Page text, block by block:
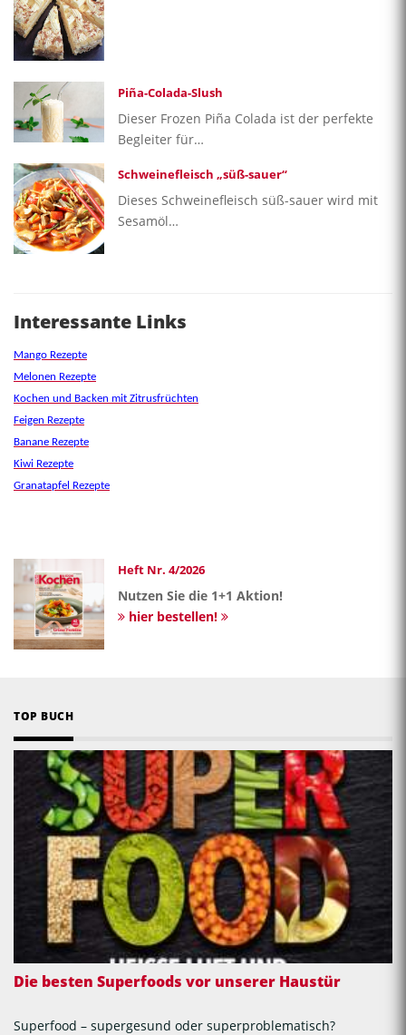
Piña-Colada-Slush
Dieser Frozen Piña Colada ist der perfekte
Begleiter für…
Schweinefleisch „süß-sauer“
Dieses Schweinefleisch süß-sauer wird mit
Sesamöl…
Interessante Links
Mango Rezepte
Melonen Rezepte
Kochen und Backen mit Zitrusfrüchten
Feigen Rezepte
Banane Rezepte
Kiwi Rezepte
Granatapfel Rezepte
Heft Nr. 4/2026
Nutzen Sie die 1+1 Aktion!
hier bestellen!
TOP BUCH
Die besten Superfoods vor unserer Haustür
Superfood – supergesund oder superproblematisch?